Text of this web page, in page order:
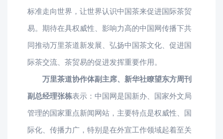
标准走向世界，让世界认识中国茶来促进国际茶贸
易。期待在具权威性、影响力高的中国网传播下共
同推动万里茶道新发展、弘扬中国茶文化、促进国
际茶交流、茶贸易的促进发挥重要作用。
万里茶道协作体副主席、新华社瞭望东方周刊
副总经理张栋表示：中国网是国新办、国家外文局
管理的国家重点新闻网站，主要特点是权威性、国
际化、传播力广，特别是在外宣工作领域起着至关